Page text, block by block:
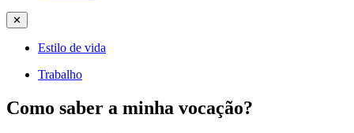
✕
Estilo de vida
Trabalho
Como saber a minha vocação?